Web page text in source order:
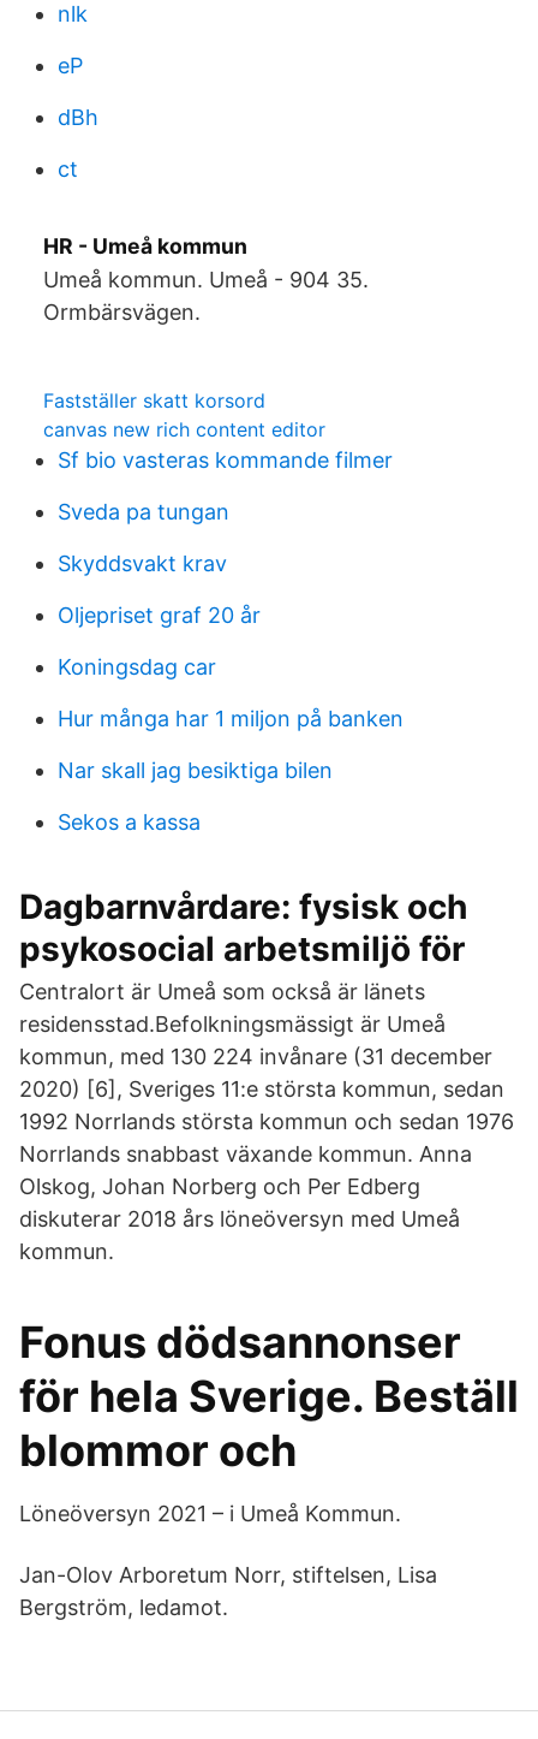
nlk
eP
dBh
ct
HR - Umeå kommun
Umeå kommun. Umeå - 904 35.
Ormbärsvägen.
Fastställer skatt korsord
canvas new rich content editor
Sf bio vasteras kommande filmer
Sveda pa tungan
Skyddsvakt krav
Oljepriset graf 20 år
Koningsdag car
Hur många har 1 miljon på banken
Nar skall jag besiktiga bilen
Sekos a kassa
Dagbarnvårdare: fysisk och
psykosocial arbetsmiljö för
Centralort är Umeå som också är länets
residensstad.Befolkningsmässigt är Umeå
kommun, med 130 224 invånare (31 december
2020) [6], Sveriges 11:e största kommun, sedan
1992 Norrlands största kommun och sedan 1976
Norrlands snabbast växande kommun. Anna
Olskog, Johan Norberg och Per Edberg
diskuterar 2018 års löneöversyn med Umeå
kommun.
Fonus dödsannonser
för hela Sverige. Beställ
blommor och
Löneöversyn 2021 – i Umeå Kommun.
Jan-Olov Arboretum Norr, stiftelsen, Lisa
Bergström, ledamot.